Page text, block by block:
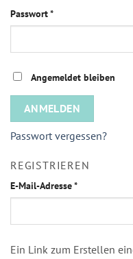
Passwort*
Angemeldet bleiben
ANMELDEN
Passwort vergessen?
REGISTRIEREN
E-Mail-Adresse*
Ein Link zum Erstellen